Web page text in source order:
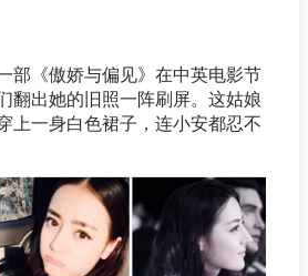
部《傲娇与偏见》在中英电影节
翻出她的旧照一阵刷屏。这姑娘
上一身白色裙子，连小安都忍不